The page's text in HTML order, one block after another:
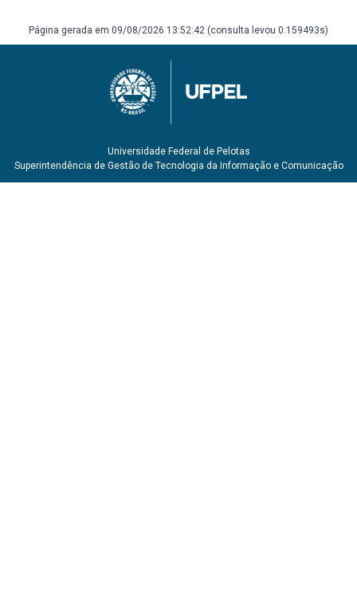
Página gerada em 09/08/2026 13:52:42 (consulta levou 0.159493s)
Universidade Federal de Pelotas
Superintendência de Gestão de Tecnologia da Informação e Comunicação